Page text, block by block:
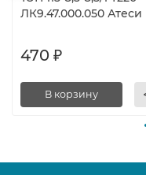
ЛК9.47.000.050 Атеси
470 ₽
В корзину